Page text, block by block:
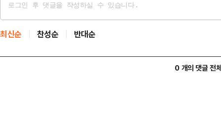
최신순 찬성순 반대순
0 개의 댓글 전